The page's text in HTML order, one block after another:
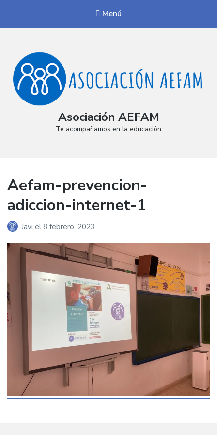
Menú
Asociación AEFAM
Te acompañamos en la educación
Aefam-prevencion-
adiccion-internet-1
Javi el 8 febrero, 2023